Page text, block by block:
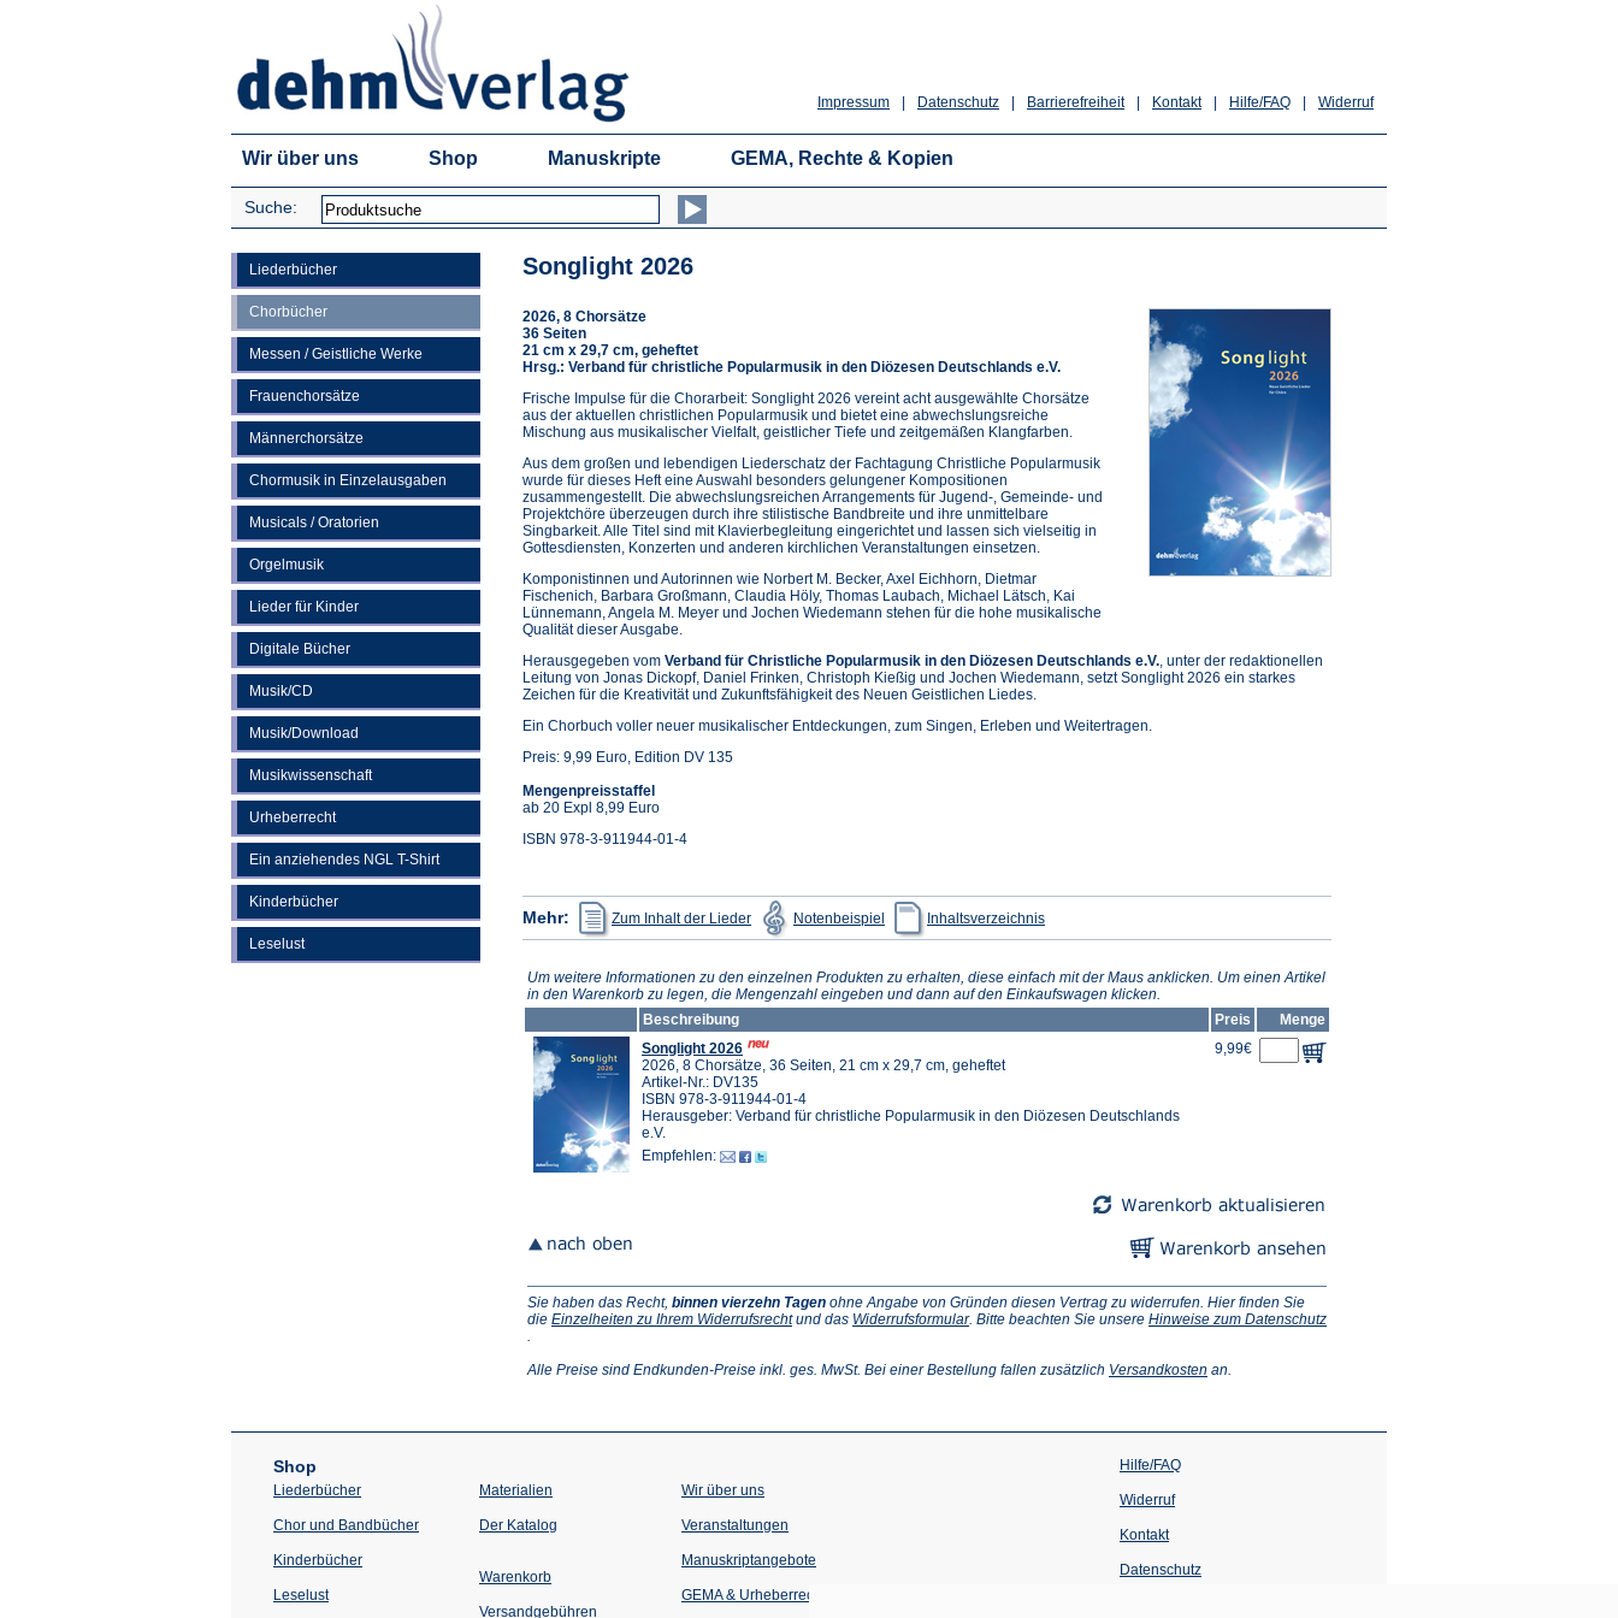
Widerruf
Hilfe/FAQ
Kontakt
Barrierefreiheit
Datenschutz
Impressum
Wir über uns Shop Manuskripte GEMA, Rechte & Kopien
Suche:
Liederbücher
Chorbücher
Messen / Geistliche Werke
Frauenchorsätze
Männerchorsätze
Chormusik in Einzelausgaben
Musicals / Oratorien
Orgelmusik
Lieder für Kinder
Digitale Bücher
Musik/CD
Musik/Download
Musikwissenschaft
Urheberrecht
Ein anziehendes NGL T-Shirt
Kinderbücher
Leselust
Songlight 2026
2026, 8 Chorsätze
36 Seiten
21 cm x 29,7 cm, geheftet
Hrsg.: Verband für christliche Popularmusik in den Diözesen Deutschlands e.V.
Frische Impulse für die Chorarbeit: Songlight 2026 vereint acht ausgewählte Chorsätze
aus der aktuellen christlichen Popularmusik und bietet eine abwechslungsreiche
Mischung aus musikalischer Vielfalt, geistlicher Tiefe und zeitgemäßen Klangfarben.
Aus dem großen und lebendigen Liederschatz der Fachtagung Christliche Popularmusik
wurde für dieses Heft eine Auswahl besonders gelungener Kompositionen
zusammengestellt. Die abwechslungsreichen Arrangements für Jugend-, Gemeinde- und
Projektchöre überzeugen durch ihre stilistische Bandbreite und ihre unmittelbare
Singbarkeit. Alle Titel sind mit Klavierbegleitung eingerichtet und lassen sich vielseitig in
Gottesdiensten, Konzerten und anderen kirchlichen Veranstaltungen einsetzen.
Komponistinnen und Autorinnen wie Norbert M. Becker, Axel Eichhorn, Dietmar
Fischenich, Barbara Großmann, Claudia Höly, Thomas Laubach, Michael Lätsch, Kai
Lünnemann, Angela M. Meyer und Jochen Wiedemann stehen für die hohe musikalische
Qualität dieser Ausgabe.
Herausgegeben vom Verband für Christliche Popularmusik in den Diözesen Deutschlands e.V., unter der redaktionellen
Leitung von Jonas Dickopf, Daniel Frinken, Christoph Kießig und Jochen Wiedemann, setzt Songlight 2026 ein starkes
Zeichen für die Kreativität und Zukunftsfähigkeit des Neuen Geistlichen Liedes.
Ein Chorbuch voller neuer musikalischer Entdeckungen, zum Singen, Erleben und Weitertragen.
Preis: 9,99 Euro, Edition DV 135
Mengenpreisstaffel
ab 20 Expl 8,99 Euro
ISBN 978-3-911944-01-4
Mehr: Zum Inhalt der Lieder
(Öffnet
in
einem
Tab)
Notenbeispiel
(Öffnet
in
einem
Tab)
Inhaltsverzeichnisin
einem
Tab)
Um weitere Informationen zu den einzelnen Produkten zu erhalten, diese einfach mit der Maus anklicken. Um einen Artikel
in den Warenkorb zu legen, die Mengenzahl eingeben und dann auf den Einkaufswagen klicken.
Beschreibung
Preis
Menge
Songlight 2026
2026, 8 Chorsätze, 36 Seiten, 21 cm x 29,7 cm, geheftet
Artikel-Nr.: DV135
ISBN 978-3-911944-01-4
Herausgeber: Verband für christliche Popularmusik in den Diözesen Deutschlands
e.V.
Empfehlen:
9,99€
Sie haben das Recht, binnen vierzehn Tagen ohne Angabe von Gründen diesen Vertrag zu widerrufen. Hier finden Sie
die Einzelheiten zu Ihrem Widerrufsrecht(Öffnet
neuen
und das Widerrufsformular(Öffnet
neuen
. Bitte beachten Sie unsere Hinweise zum Datenschutz
einem
.
Alle Preise sind Endkunden-Preise inkl. ges. MwSt. Bei einer Bestellung fallen zusätzlich Versandkosten (Öffnet
Tab)
an.
Shop
Liederbücher
Chor und Bandbücher
Kinderbücher
Leselust
Materialien
Der Katalog
Warenkorb
Versandgebühren
Wir über uns
Veranstaltungen
einem
Tab)
Manuskriptangebote
GEMA & Urheberrecht
Hilfe/FAQ
Widerruf
Kontakt
Datenschutz